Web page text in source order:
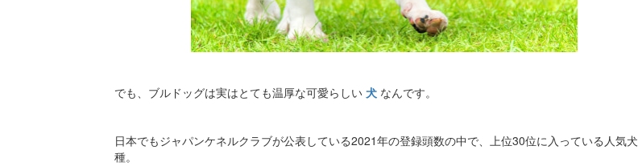
でも、ブルドッグは実はとても温厚な可愛らしい 犬 なんです。
日本でもジャパンケネルクラブが公表している2021年の登録頭数の中で、上位30位に入っている人気犬
種。